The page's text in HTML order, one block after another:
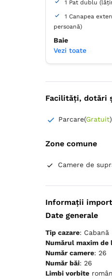
Hârtie igienică
Uscător de păr
Papuci de casă
1 Pat dublu
1 Canapea
persoană)
Baie
Proprie -
Canale prin
Plasă de ţânţari
Hârtie igienică
Vezi toate
Facilități, dotări
Parcare(Gratuit)
Zone comune
Camere de
Informații
Date generale
Tip cazare: Cabană
Numărul maxim de
Număr camere: 26
Număr băi: 26
Limbi vorbite